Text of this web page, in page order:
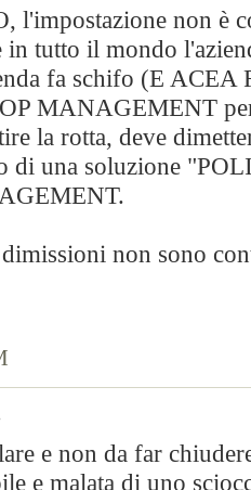
l'impostazione non è
in tutto il mondo
fa schifo (E ACEA
MANAGEMENT
la rotta, deve
di una soluzione
non sono
e non da far
e malata di uno